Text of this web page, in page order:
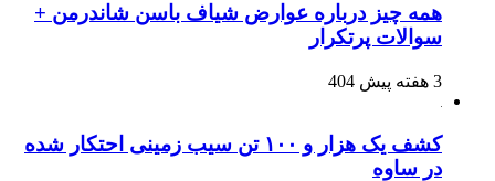
همه چیز درباره عوارض شیاف باسن شاندرمن +
سوالات پرتکرار
3 هفته پیش 404
کشف یک هزار و ۱۰۰ تن سیب زمینی احتکار شده
در ساوه